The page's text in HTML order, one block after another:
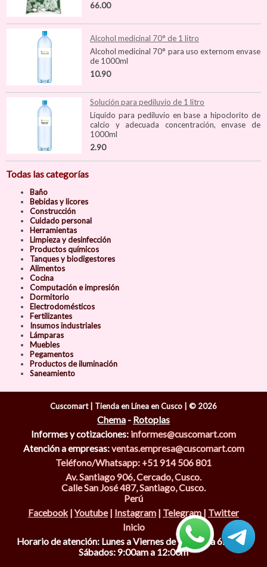
66.00
Alcohol medicinal 70° de 1 litro
Alcohol medicinal 70° para uso externom envase
de 1000ml
10.90
Solución para pediluvio de 1 litro
Líquido para pediluvio en base a hipoclorito de
calcio y adecuada concentración, envase de
1000ml
2.90
Todas las categorías
Baño
Bebidas y licores
Construcción
Cuidado personal
Herramientas
Limpieza y desinfección
Productos químicos
Tanques y biodigestores
Alimentos
Cocina
Computación e impresión
Dormitorio
Electrodomésticos
Fertilizantes
Insumos industriales
Lámparas
Muebles
Pegamentos
Productos de iluminación
Saneamiento
Cuscomart | Tienda en Línea en Cusco | © 2026
Chema - Rotoplas
Informes y cotizaciones: informes@cuscomart.com
Atención a empresas:ventas.empresa@cuscomart.com
Teléfono/Whatsapp: +51 914 506 801
Av. Santiago 906, Cercado, Cusco.
Calle San José 487, Santiago, Cusco.
Perú
Facebook |Youtube| Instagram | Telegram | Twitter
Inicio
Horario de atención: Lunes a Viernes de 9:00am a 6:00pm;
Sábados: 9:00am a 12:00m